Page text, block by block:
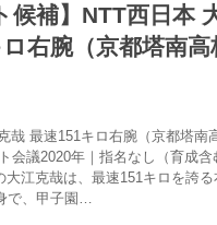
候補】NTT西日本
右腕（京都塔南高
哉 最速151キロ右腕（京都塔南
会議2020年｜指名なし（育成含
大江克哉は、最速151キロを誇
で、甲子園…